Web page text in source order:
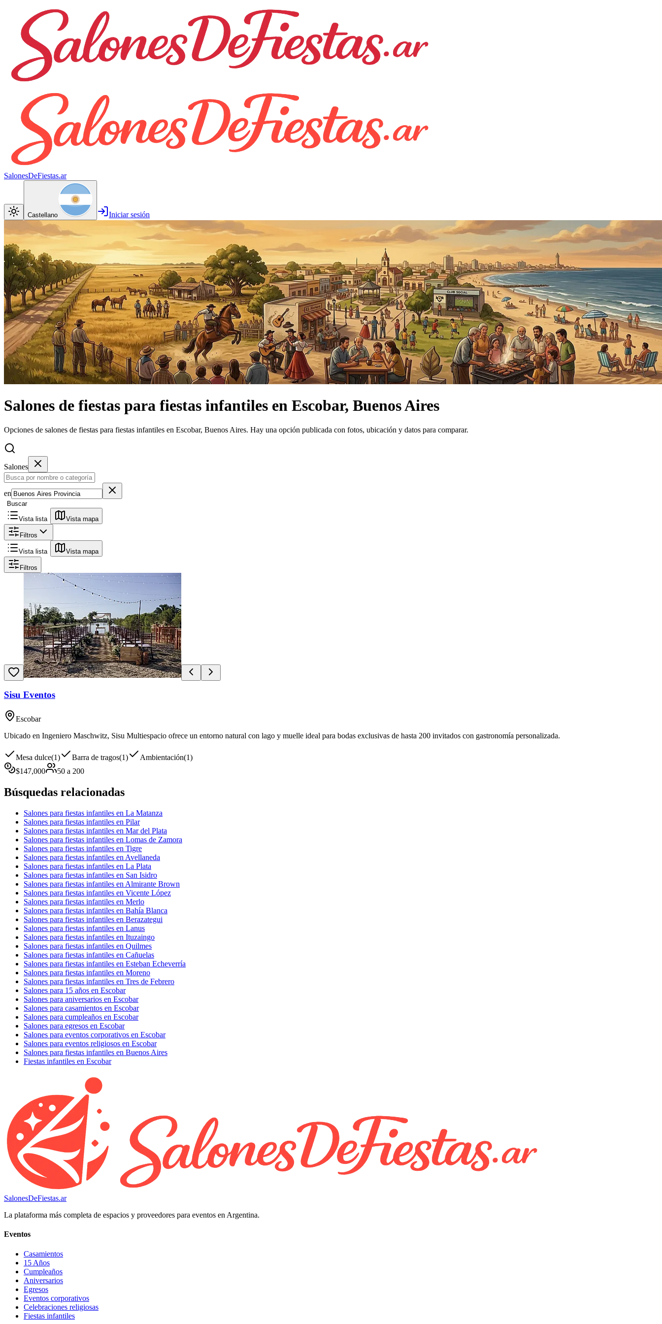
SalonesDeFiestas.ar
Castellano Iniciar sesión
Salones de fiestas para fiestas infantiles en Escobar, Buenos Aires
Opciones de salones de fiestas para fiestas infantiles en Escobar, Buenos Aires. Hay una opción publicada con fotos, ubicación y datos para comparar.
Salones
en
Buscar
Vista lista Vista mapa
Filtros
Vista lista Vista mapa
Filtros
Sisu Eventos
Escobar
Ubicado en Ingeniero Maschwitz, Sisu Multiespacio ofrece un entorno natural con lago y muelle ideal para bodas exclusivas de hasta 200 invitados con gastronomía personalizada.
Mesa dulce(1) Barra de tragos(1) Ambientación(1)
$147,000 50 a 200
Búsquedas relacionadas
Salones para fiestas infantiles en La Matanza
Salones para fiestas infantiles en Pilar
Salones para fiestas infantiles en Mar del Plata
Salones para fiestas infantiles en Lomas de Zamora
Salones para fiestas infantiles en Tigre
Salones para fiestas infantiles en Avellaneda
Salones para fiestas infantiles en La Plata
Salones para fiestas infantiles en San Isidro
Salones para fiestas infantiles en Almirante Brown
Salones para fiestas infantiles en Vicente López
Salones para fiestas infantiles en Merlo
Salones para fiestas infantiles en Bahía Blanca
Salones para fiestas infantiles en Berazategui
Salones para fiestas infantiles en Lanus
Salones para fiestas infantiles en Ituzaingo
Salones para fiestas infantiles en Quilmes
Salones para fiestas infantiles en Cañuelas
Salones para fiestas infantiles en Esteban Echeverría
Salones para fiestas infantiles en Moreno
Salones para fiestas infantiles en Tres de Febrero
Salones para 15 años en Escobar
Salones para aniversarios en Escobar
Salones para casamientos en Escobar
Salones para cumpleaños en Escobar
Salones para egresos en Escobar
Salones para eventos corporativos en Escobar
Salones para eventos religiosos en Escobar
Salones para fiestas infantiles en Buenos Aires
Fiestas infantiles en Escobar
SalonesDeFiestas.ar
La plataforma más completa de espacios y proveedores para eventos en Argentina.
Eventos
Casamientos
15 Años
Cumpleaños
Aniversarios
Egresos
Eventos corporativos
Celebraciones religiosas
Fiestas infantiles